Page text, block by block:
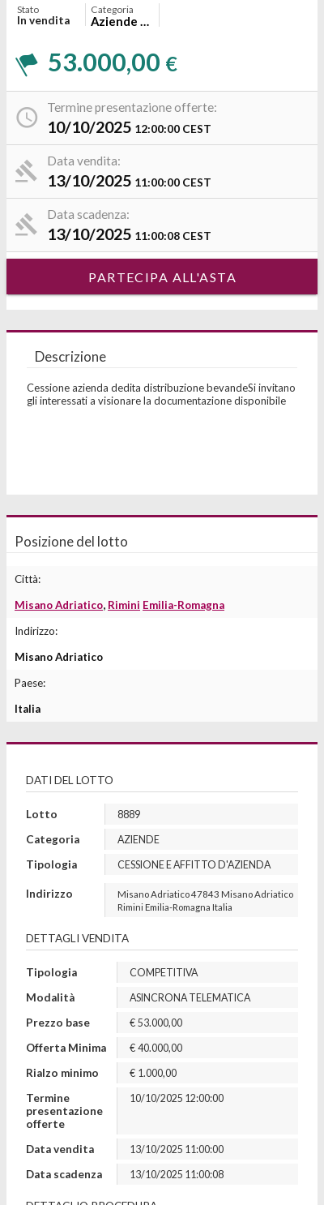
Stato
In vendita
Categoria
Aziende > cessione e affitto d'azienda
53.000,00 €
Termine presentazione offerte:
10/10/2025 12:00:00 CEST
Data vendita:
13/10/2025 11:00:00 CEST
Data scadenza:
13/10/2025 11:00:08 CEST
PARTECIPA ALL'ASTA
Descrizione
Cessione azienda dedita distribuzione bevandeSi invitano
gli interessati a visionare la documentazione disponibile
Posizione del lotto
Città:
Misano Adriatico, Rimini Emilia-Romagna
Indirizzo:
Misano Adriatico
Paese:
Italia
DATI DEL LOTTO
Lotto 8889
Categoria AZIENDE
Tipologia CESSIONE E AFFITTO D'AZIENDA
Indirizzo Misano Adriatico47843 Misano Adriatico
Rimini Emilia-Romagna Italia
DETTAGLI VENDITA
Tipologia COMPETITIVA
Modalità ASINCRONA TELEMATICA
Prezzo base € 53.000,00
Offerta Minima € 40.000,00
Rialzo minimo € 1.000,00
Termine
presentazione
offerte
10/10/2025 12:00:00
Data vendita 13/10/2025 11:00:00
Data scadenza 13/10/2025 11:00:08